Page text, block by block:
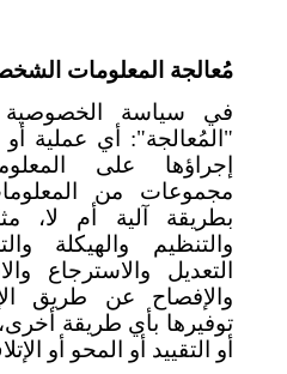
مُعالجة المعلومات
في سياسة
"المُعالجة": أي عملية
إجراؤها على
مجموعات من
بطريقة آلية أم لا،
والتنظيم والهيكلة
التعديل والاسترجاع
والإفصاح عن طريق
توفيرها بأي طريقة
أو التقييد أو المحو أو